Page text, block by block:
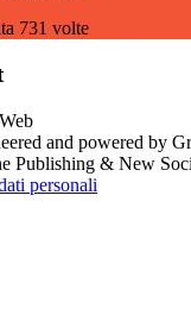
731 volte
and powered by
Publishing & New
personali